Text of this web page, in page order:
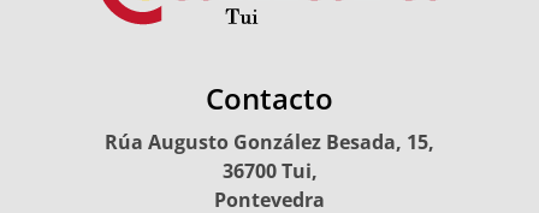
Contacto
Rúa Augusto González Besada, 15,
36700 Tui,
Pontevedra